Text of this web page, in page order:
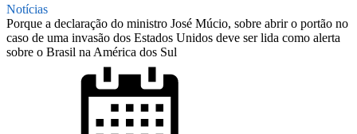
Notícias
Porque a declaração do ministro José Múcio, sobre abrir o portão no
caso de uma invasão dos Estados Unidos deve ser lida como alerta
sobre o Brasil na América dos Sul